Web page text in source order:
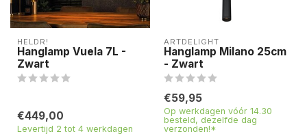
HELDR!
Hanglamp Vuela 7L -
Zwart
€449,00
Levertijd 2 tot 4 werkdagen
ARTDELIGHT
Hanglamp Milano 25cm
- Zwart
€59,95
Op werkdagen vóór 14.30
besteld, dezelfde dag
verzonden!*